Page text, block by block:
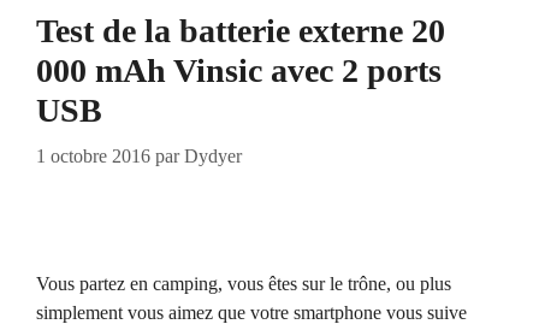
Test de la batterie externe 20
000 mAh Vinsic avec 2 ports
USB
1 octobre 2016 parDydyer
Vous partez en camping, vous êtes sur le trône, ou plus
simplement vous aimez que votre smartphone vous suive